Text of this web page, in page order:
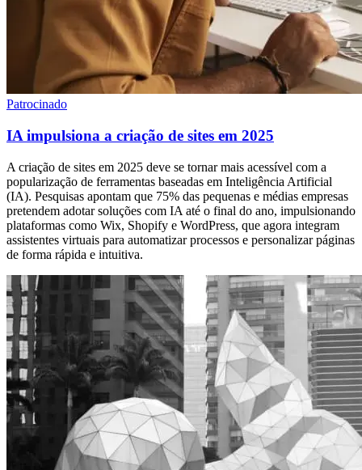
Patrocinado
IA impulsiona a criação de sites em 2025
A criação de sites em 2025 deve se tornar mais acessível com a
popularização de ferramentas baseadas em Inteligência Artificial
(IA). Pesquisas apontam que 75% das pequenas e médias empresas
pretendem adotar soluções com IA até o final do ano, impulsionando
plataformas como Wix, Shopify e WordPress, que agora integram
assistentes virtuais para automatizar processos e personalizar páginas
de forma rápida e intuitiva.